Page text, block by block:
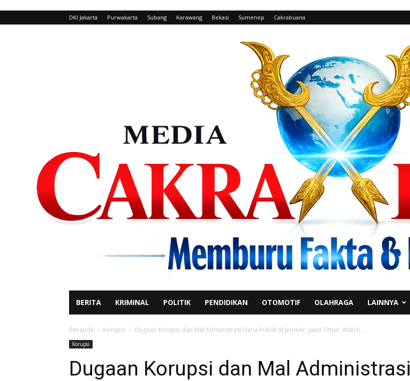
DKI Jakarta Purwakarta Subang Karawang Bekasi Sumenep Cakrabuana
BERITA KRIMINAL POLITIK PENDIDIKAN OTOMOTIF OLAHRAGA LAINNYA
Beranda Korupsi Dugaan Korupsi dan Mal Administrasi Dana Publik di Jember, Jawa Timur: Watch...
Korupsi
Dugaan Korupsi dan Mal Administrasi